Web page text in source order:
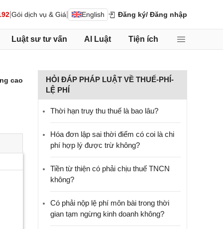
Gói dịch vụ & Giá English Đăng ký/ Đăng nhập
Luật sư tư vấn AI Luật Tiện ích
cao
HỎI ĐÁP PHÁP LUẬT VỀ THUẾ-PHÍ-
LỆ PHÍ
Thời hạn truy thu thuế là bao lâu?
Hóa đơn lập sai thời điểm có coi là chi
phí hợp lý được trừ không?
Tiền từ thiện có phải chịu thuế TNCN
không?
Có phải nộp lệ phí môn bài trong thời
gian tạm ngừng kinh doanh không?